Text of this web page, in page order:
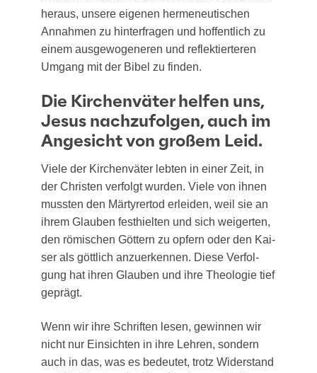
her­aus, unse­re eige­nen her­me­neu­ti­schen
Annah­men zu hin­ter­fra­gen und hof­fent­lich zu
einem aus­ge­wo­ge­ne­ren und reflek­tier­te­ren
Umgang mit der Bibel zu finden.
Die Kirchenväter helfen uns,
Jesus nachzufolgen, auch im
Angesicht von großem Leid.
Vie­le der Kir­chen­vä­ter leb­ten in einer Zeit, in
der Chris­ten ver­folgt wur­den. Vie­le von ihnen
muss­ten den Mär­ty­rer­tod erlei­den, weil sie an
ihrem Glau­ben fest­hiel­ten und sich wei­ger­ten,
den römi­schen Göt­tern zu opfern oder den Kai­
ser als gött­lich anzu­er­ken­nen. Die­se Ver­fol­
gung hat ihren Glau­ben und ihre Theo­lo­gie tief
geprägt.
Wenn wir ihre Schrif­ten lesen, gewin­nen wir
nicht nur Ein­sich­ten in ihre Leh­ren, son­dern
auch in das, was es bedeu­tet, trotz Wider­stand